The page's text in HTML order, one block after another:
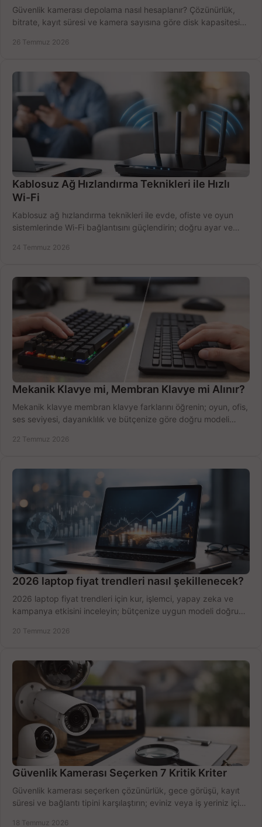
Güvenlik kamerası depolama nasıl hesaplanır? Çözünürlük,
bitrate, kayıt süresi ve kamera sayısına göre disk kapasitesini
26 Temmuz 2026
Kablosuz Ağ Hızlandırma Teknikleri ile Hızlı
Wi-Fi
Kablosuz ağ hızlandırma teknikleri ile evde, ofiste ve oyun
sistemlerinde Wi-Fi bağlantısını güçlendirin; doğru ayar ve
24 Temmuz 2026
Mekanik Klavye mi, Membran Klavye mi Alınır?
Mekanik klavye membran klavye farklarını öğrenin; oyun, ofis,
ses seviyesi, dayanıklılık ve bütçenize göre doğru modeli
22 Temmuz 2026
2026 laptop fiyat trendleri nasıl şekillenecek?
2026 laptop fiyat trendleri için kur, işlemci, yapay zeka ve
kampanya etkisini inceleyin; bütçenize uygun modeli doğru
20 Temmuz 2026
Güvenlik Kamerası Seçerken 7 Kritik Kriter
Güvenlik kamerası seçerken çözünürlük, gece görüşü, kayıt
süresi ve bağlantı tipini karşılaştırın; eviniz veya iş yeriniz için
18 Temmuz 2026